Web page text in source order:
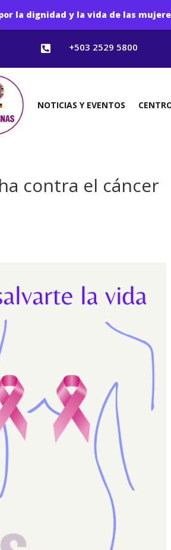
la dignidad y la vida de las
 +503 2529 5800
NOTICIAS Y EVENTOS
contra el cáncer